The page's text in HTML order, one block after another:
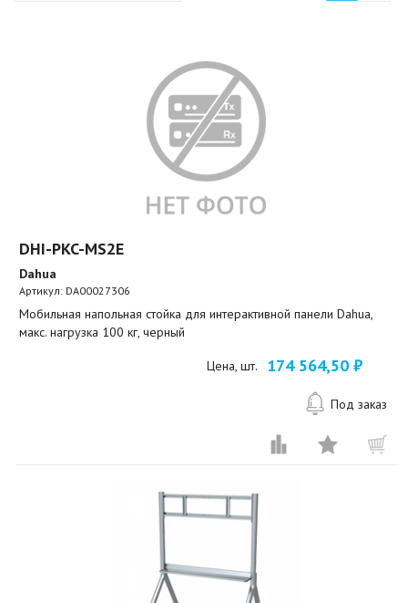
DHI-PKC-MS2E
Dahua
Артикул: DA00027306
Мобильная напольная стойка для интерактивной панели Dahua,
макс. нагрузка 100 кг, черный
Цена, шт. 174 564,50 ₽
Под заказ